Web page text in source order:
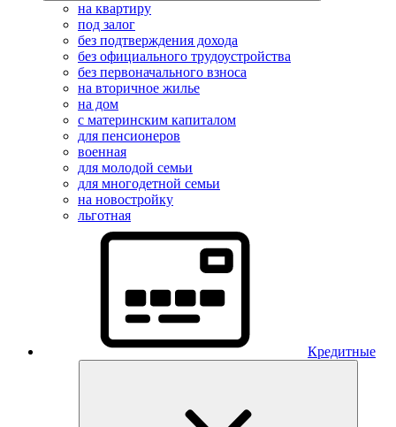
на квартиру
под залог
без подтверждения дохода
без официального трудоустройства
без первоначального взноса
на вторичное жилье
на дом
с материнским капиталом
для пенсионеров
военная
для молодой семьи
для многодетной семьи
на новостройку
льготная
Кредитные